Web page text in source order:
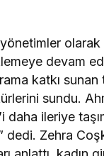
olarak
devam
katkı sunan
sundu.
daha ileriye
dedi. Zehra